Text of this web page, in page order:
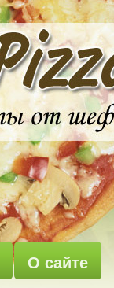
О сайте